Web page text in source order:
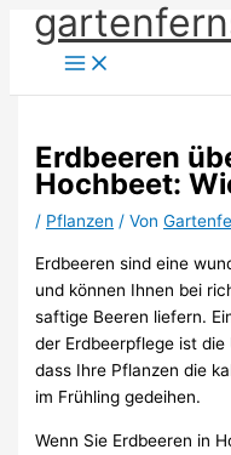
Zum
Inhalt
springen
Erdbeeren
Hochbeet:
/ Pflanzen / Von
Erdbeeren sind eine
und können Ihnen bei
saftige Beeren liefern.
der Erdbeerpflege ist
dass Ihre Pflanzen die
im Frühling gedeihen.
Wenn Sie Erdbeeren in